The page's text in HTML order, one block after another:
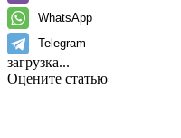
WhatsApp
Telegram
загрузка...
Оцените статью